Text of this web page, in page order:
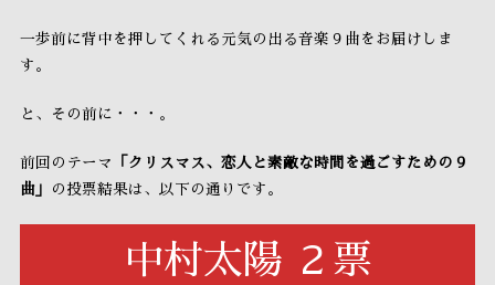
一歩前に背中を押してくれる元気の出る音楽９曲をお届けしま
す。
と、その前に・・・。
前回のテーマ
「クリスマス、恋人と素敵な時間を過ごすための９
曲」
の投票結果は、以下の通りです。
中村太陽 ２票